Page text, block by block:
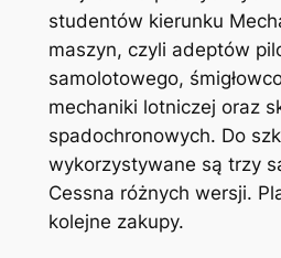
studentów kierunku
maszyn, czyli adeptów
samolotowego,
mechaniki lotniczej oraz
spadochronowych. Do
wykorzystywane są trzy
Cessna różnych wersji.
kolejne zakupy.